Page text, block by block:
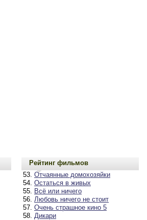
Рейтинг фильмов
Отчаянные домохозяйки
Остаться в живых
Всё или ничего
Любовь ничего не стоит
Очень страшное кино 5
Дикари